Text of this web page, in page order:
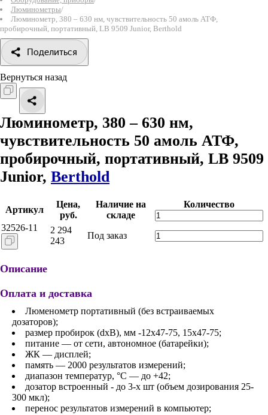
Люминометры/
Люминометр, 380 – 630 нм, чувствительность 50 амоль АТФ,
пробирочный, портативный, LB 9509 Junior, Berthold
Поделиться
Вернуться назад
Люминометр, 380 – 630 нм,
чувствительность 50 амоль АТФ,
пробирочный, портативный, LB 9509
Junior, Berthold
Артикул
Цена,
руб.
Наличие на
складе
Количество
32526-11
2 294
243
Под заказ
Описание
Оплата и доставка
Люменометр портативный (без встраиваемых
дозаторов);
размер пробирок (dхВ), мм -12х47-75, 15х47-75;
питание — от сети, автономное (батарейки);
ЖК — дисплей;
память — 2000 результатов измерений;
диапазон температур, °C — до +42;
дозатор встроенный - до 3-х шт (объем дозирования 25-
300 мкл);
перенос результатов измерений в компьютер;